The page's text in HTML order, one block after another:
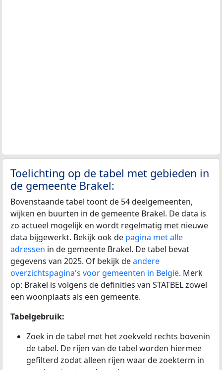
Toelichting op de tabel met gebieden in
de gemeente Brakel:
Bovenstaande tabel toont de 54 deelgemeenten,
wijken en buurten in de gemeente Brakel. De data is
zo actueel mogelijk en wordt regelmatig met nieuwe
data bijgewerkt. Bekijk ook de pagina met alle
adressen in de gemeente Brakel. De tabel bevat
gegevens van 2025. Of bekijk deandere
overzichtspagina's voor gemeenten in België. Merk
op: Brakel is volgens de definities van STATBEL zowel
een woonplaats als een gemeente.
Tabelgebruik:
Zoek in de tabel met het zoekveld rechts bovenin
de tabel. De rijen van de tabel worden hiermee
gefilterd zodat alleen rijen waar de zoekterm in